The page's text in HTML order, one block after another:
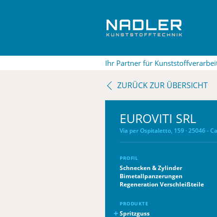
Ihr Partner für
ZURÜCK ZUR ÜBERSICHT
EUROVITI SRL
Via per Ospitaletto, 159 · 25046 -
PROFIL
Schnecken & Zylinder
Bimetallpanzerungen
Regeneration Verschleißteile
PRODUKTE
Spritzguss